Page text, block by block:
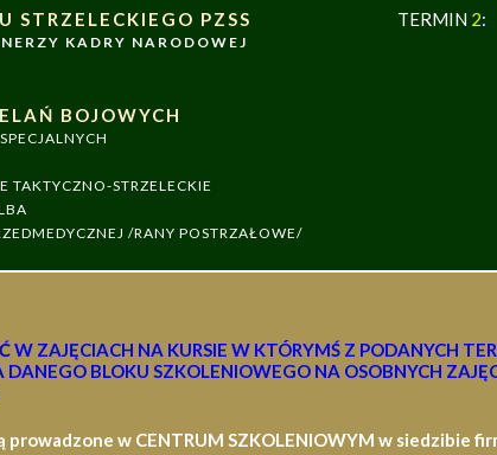
STRZELECKIEGO PZSS
KADRY NARODOWEJ
BOJOWYCH
TAKTYCZNO-STRZELECKIE
/RANY POSTRZAŁOWE/
TERMIN 2:
W ZAJĘCIACH NA KURSIE W KTÓRYMŚ Z PODANYCH
BLOKU SZKOLENIOWEGO NA OSOBNYCH
w CENTRUM SZKOLENIOWYM w siedzibie